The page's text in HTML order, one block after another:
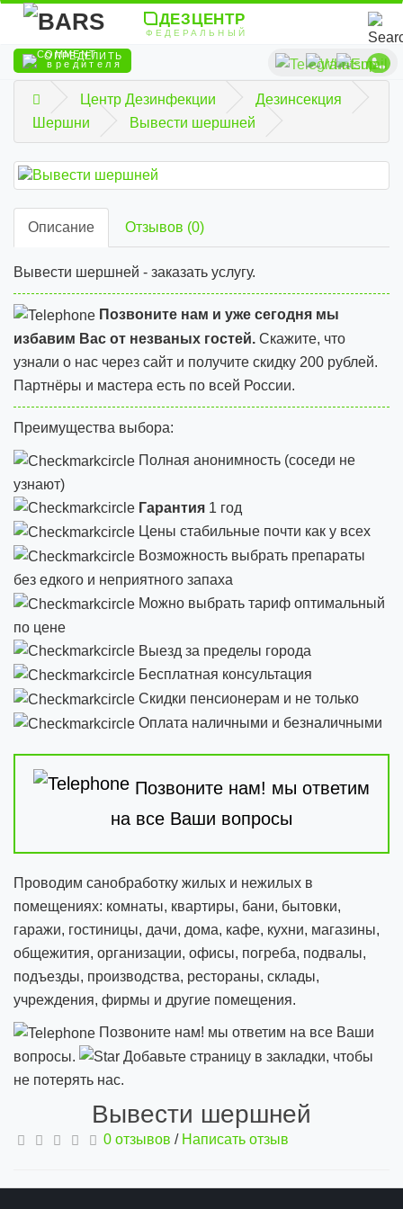
ДЕЗЦЕНТР
ФЕДЕРАЛЬНЫЙ
ОПРЕДЕЛИТЬ
вредителя
Центр Дезинфекции
Дезинсекция
Шершни
Вывести шершней
Описание Отзывов (0)
Вывести шершней - заказать услугу.
Позвоните нам и уже сегодня мы
избавим Вас от незваных гостей. Скажите, что
узнали о нас через сайт и получите скидку 200 рублей.
Партнёры и мастера есть по всей России.
Преимущества выбора:
Полная анонимность (соседи не
узнают)
Гарантия 1 год
Цены стабильные почти как у всех
Возможность выбрать препараты
без едкого и неприятного запаха
Можно выбрать тариф оптимальный
по цене
Выезд за пределы города
Бесплатная консультация
Скидки пенсионерам и не только
Оплата наличными и безналичными
Позвоните нам! мы ответим
на все Ваши вопросы
Проводим санобработку жилых и нежилых в
помещениях: комнаты, квартиры, бани, бытовки,
гаражи, гостиницы, дачи, дома, кафе, кухни, магазины,
общежития, организации, офисы, погреба, подвалы,
подъезды, производства, рестораны, склады,
учреждения, фирмы и другие помещения.
Позвоните нам! мы ответим на все Ваши
вопросы.
Добавьте страницу в закладки, чтобы
не потерять нас.
Вывести шершней
0 отзывов / Написать отзыв